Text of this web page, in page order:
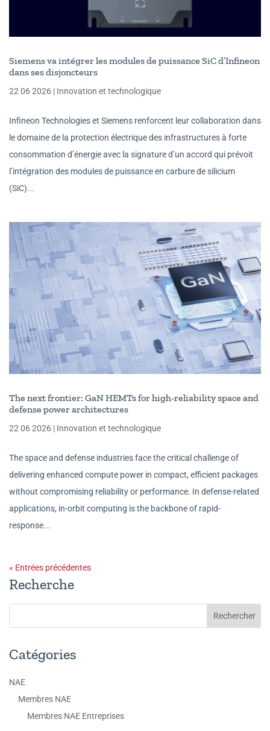
Siemens va intégrer les modules de puissance SiC d’Infineon
dans ses disjoncteurs
22 06 2026 | Innovation et technologique
Infineon Technologies et Siemens renforcent leur collaboration dans
le domaine de la protection électrique des infrastructures à forte
consommation d’énergie avec la signature d’un accord qui prévoit
l’intégration des modules de puissance en carbure de silicium
(SiC)...
The next frontier: GaN HEMTs for high-reliability space and
defense power architectures
22 06 2026 | Innovation et technologique
The space and defense industries face the critical challenge of
delivering enhanced compute power in compact, efficient packages
without compromising reliability or performance. In defense-related
applications, in-orbit computing is the backbone of rapid-
response...
« Entrées précédentes
Recherche
Catégories
NAE
Membres NAE
Membres NAE Entreprises